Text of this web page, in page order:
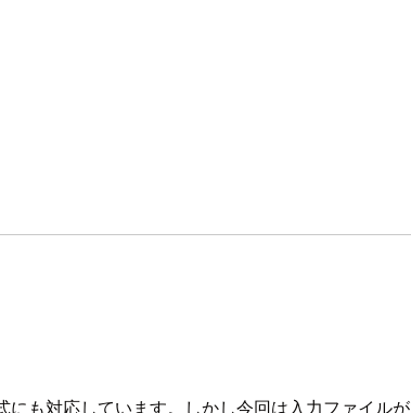
も対応しています。しかし今回は入力ファイルが